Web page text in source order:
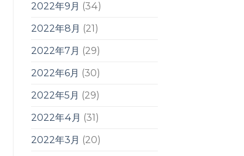
2022年9月 (34)
2022年8月 (21)
2022年7月 (29)
2022年6月 (30)
2022年5月 (29)
2022年4月 (31)
2022年3月 (20)